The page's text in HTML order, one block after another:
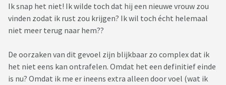
Ik snap het niet! Ik wilde toch dat hij een nieuwe vrouw zou
vinden zodat ik rust zou krijgen? Ik wil toch écht helemaal
niet meer terug naar hem??
De oorzaken van dit gevoel zijn blijkbaar zo complex dat ik
het niet eens kan ontrafelen. Omdat het een definitief einde
is nu? Omdat ik me er ineens extra alleen door voel (wat ik